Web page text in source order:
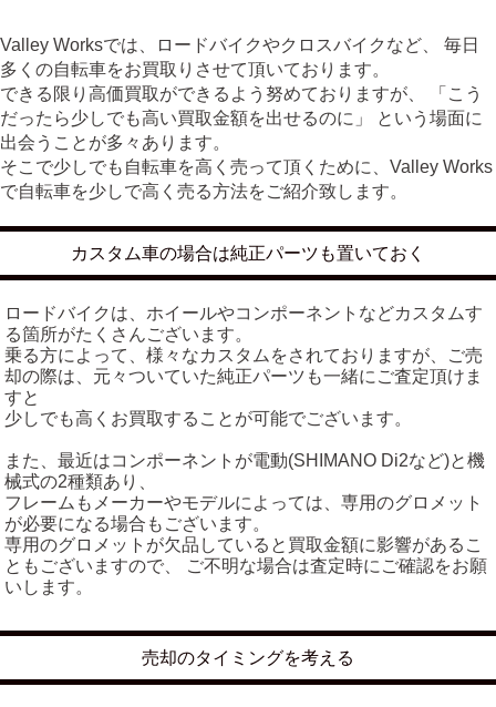
Valley Worksでは、ロードバイクやクロスバイクなど、 毎日
多くの自転車をお買取りさせて頂いております。
できる限り高価買取ができるよう努めておりますが、 「こう
だったら少しでも高い買取金額を出せるのに」 という場面に
出会うことが多々あります。
そこで少しでも自転車を高く売って頂くために、Valley Works
で自転車を少しで高く売る方法をご紹介致します。
カスタム車の場合は純正パーツも置いておく
ロードバイクは、ホイールやコンポーネントなどカスタムす
る箇所がたくさんございます。
乗る方によって、様々なカスタムをされておりますが、ご売
却の際は、元々ついていた純正パーツも一緒にご査定頂けま
すと
少しでも高くお買取することが可能でございます。
また、最近はコンポーネントが電動(SHIMANO Di2など)と機
械式の2種類あり、
フレームもメーカーやモデルによっては、専用のグロメット
が必要になる場合もございます。
専用のグロメットが欠品していると買取金額に影響があるこ
ともございますので、 ご不明な場合は査定時にご確認をお願
いします。
売却のタイミングを考える